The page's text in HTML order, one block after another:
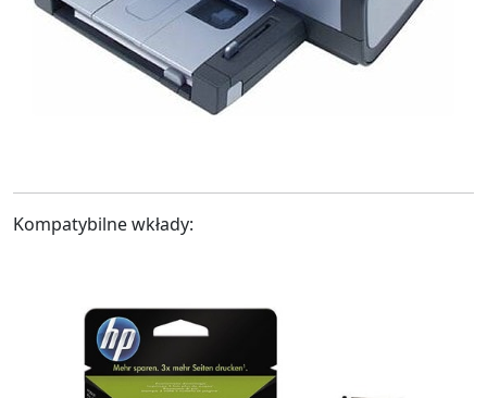
Kompatybilne wkłady: